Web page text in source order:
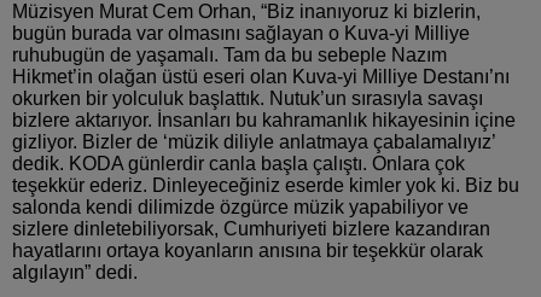
Müzisyen Murat Cem Orhan, “Biz inanıyoruz ki bizlerin,
bugün burada var olmasını sağlayan o Kuva-yi Milliye
ruhubugün de yaşamalı. Tam da bu sebeple Nazım
Hikmet’in olağan üstü eseri olan Kuva-yi Milliye Destanı’nı
okurken bir yolculuk başlattık. Nutuk’un sırasıyla savaşı
bizlere aktarıyor. İnsanları bu kahramanlık hikayesinin içine
gizliyor. Bizler de ‘müzik diliyle anlatmaya çabalamalıyız’
dedik. KODA günlerdir canla başla çalıştı. Onlara çok
teşekkür ederiz. Dinleyeceğiniz eserde kimler yok ki. Biz bu
salonda kendi dilimizde özgürce müzik yapabiliyor ve
sizlere dinletebiliyorsak, Cumhuriyeti bizlere kazandıran
hayatlarını ortaya koyanların anısına bir teşekkür olarak
algılayın” dedi.